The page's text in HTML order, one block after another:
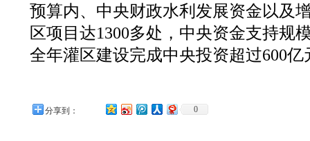
预算内、中央财政水利发展资金以及
区项目达1300多处，中央资金支持规
全年灌区建设完成中央投资超过600亿
分享到： 0